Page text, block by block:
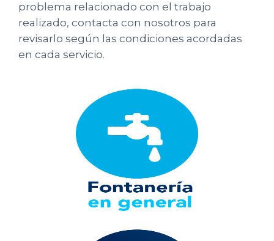
problema relacionado con el trabajo
realizado, contacta con nosotros para
revisarlo según las condiciones acordadas
en cada servicio.